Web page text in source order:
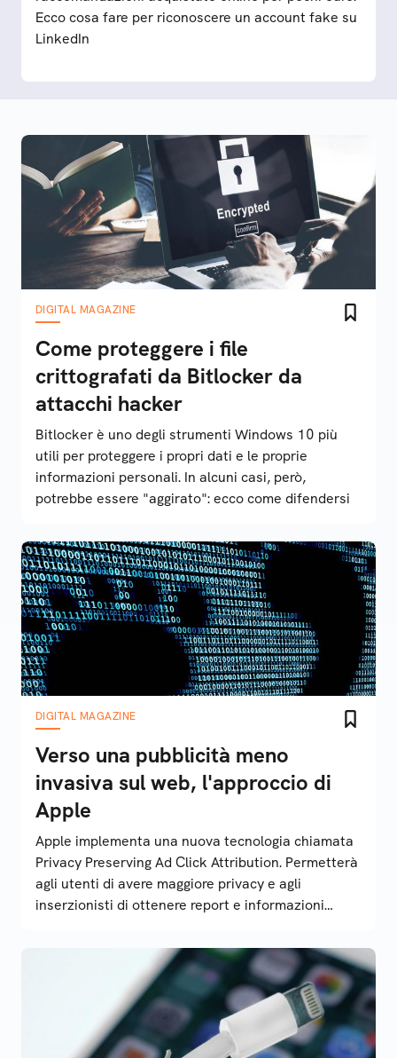
Ecco cosa fare per riconoscere un account fake su
LinkedIn
DIGITAL MAGAZINE
Come proteggere i file
crittografati da Bitlocker da
attacchi hacker
Bitlocker è uno degli strumenti Windows 10 più
utili per proteggere i propri dati e le proprie
informazioni personali. In alcuni casi, però,
potrebbe essere "aggirato": ecco come difendersi
DIGITAL MAGAZINE
Verso una pubblicità meno
invasiva sul web, l'approccio di
Apple
Apple implementa una nuova tecnologia chiamata
Privacy Preserving Ad Click Attribution. Permetterà
agli utenti di avere maggiore privacy e agli
inserzionisti di ottenere report e informazioni